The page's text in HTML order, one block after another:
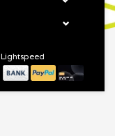
Lightspeed